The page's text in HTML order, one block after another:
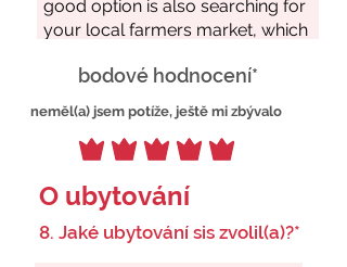
bodové hodnocení*
neměl(a) jsem potíže, ještě mi zbývalo
O ubytování
8. Jaké ubytování sis zvolil(a)?*